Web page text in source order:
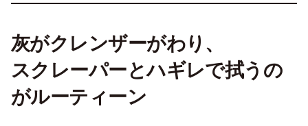
灰がクレンザーがわり、
スクレーパーとハギレで拭うの
がルーティーン